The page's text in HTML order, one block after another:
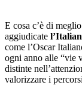
E cosa c’è di
aggiudicate
come l’Oscar
ogni anno alle “vie
distinte
valorizzare i